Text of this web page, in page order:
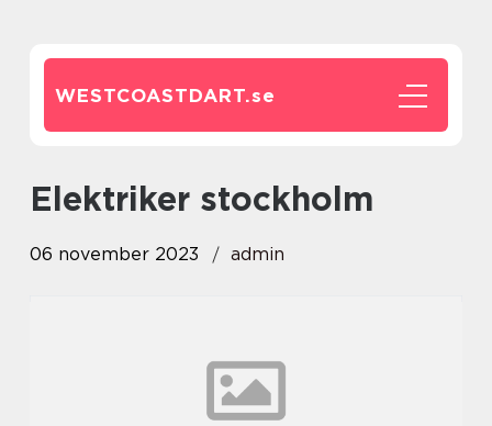
WESTCOASTDART.se
elektriker stockholm
06 november 2023 admin